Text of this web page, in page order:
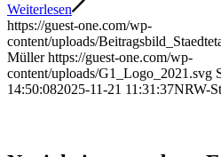
Weiterlesen
https://guest-one.com/wp-
content/uploads/
Müller https://guest-one.com/wp-
content/uploads/G1_Logo_2021.svg
14:50:082025-11-21 11:31:37NRW-